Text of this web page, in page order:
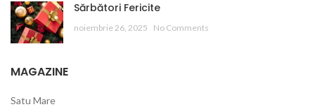
Sărbători Fericite
noiembrie 26, 2025 No Comments
MAGAZINE
Satu Mare